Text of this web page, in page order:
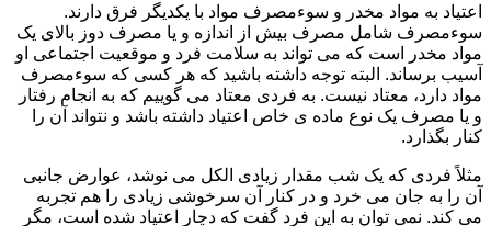
اعتیاد به مواد مخدر و سوءمصرف مواد با یکدیگر فرق دارند.
سوءمصرف شامل مصرف بیش از اندازه و یا مصرف دوز بالای یک
مواد مخدر است که می تواند به سلامت فرد و موقعیت اجتماعی او
آسیب برساند. البته توجه داشته باشید که هر کسی که سوءمصرف
مواد دارد، معتاد نیست. به فردی معتاد می گوییم که به انجام رفتار
و یا مصرف یک نوع ماده ی خاص اعتیاد داشته باشد و نتواند آن را
کنار بگذارد.
مثلاً فردی که یک شب مقدار زیادی الکل می نوشد، عوارض جانبی
آن را به جان می خرد و در کنار آن سرخوشی زیادی را هم تجربه
می کند. نمی توان به این فرد گفت که دچار اعتیاد شده است، مگر